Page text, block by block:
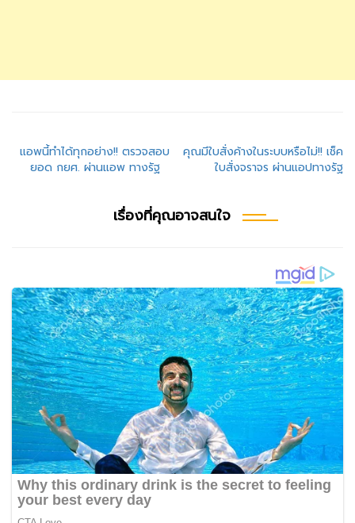
แนะแนว
เรื่อง
แอพนี้ทำได้ทุกอย่าง!! ตรวจสอบ
ยอด กยศ. ผ่านแอพ ทางรัฐ
คุณมีใบสั่งค้างในระบบหรือไม่!! เช็ค
ใบสั่งจราจร ผ่านแอปทางรัฐ
เรื่องที่คุณอาจสนใจ